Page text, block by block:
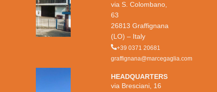
via S. Colombano,
63
26813 Graffignana
(LO) – Italy
+39 0371 20681
graffignana@marcegaglia.com
HEADQUARTERS
via Bresciani, 16